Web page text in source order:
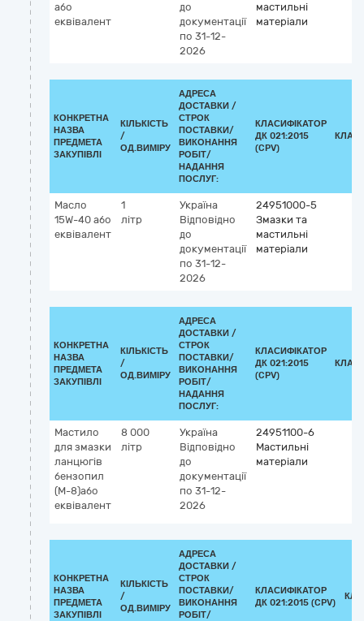
або
еквівалент
до
документації
по 31-12-
2026
мастильні
матеріали
КОНКРЕТНА
НАЗВА
ПРЕДМЕТА
ЗАКУПІВЛІ
КІЛЬКІСТЬ
/
ОД.ВИМІРУ
АДРЕСА
ДОСТАВКИ /
СТРОК
ПОСТАВКИ/
ВИКОНАННЯ
РОБІТ/
НАДАННЯ
ПОСЛУГ:
КЛАСИФІКАТОР
ДК 021:2015
(CPV)
Масло
15W-40 або
еквівалент
1
літр
Україна
Відповідно
до
документації
по 31-12-
2026
24951000-5
Змазки та
мастильні
матеріали
КОНКРЕТНА
НАЗВА
ПРЕДМЕТА
ЗАКУПІВЛІ
КІЛЬКІСТЬ
/
ОД.ВИМІРУ
АДРЕСА
ДОСТАВКИ /
СТРОК
ПОСТАВКИ/
ВИКОНАННЯ
РОБІТ/
НАДАННЯ
ПОСЛУГ:
КЛАСИФІКАТОР
ДК 021:2015
(CPV)
Мастило
для змазки
ланцюгів
бензопил
(М-8)або
еквівалент
8 000
літр
Україна
Відповідно
до
документації
по 31-12-
2026
24951100-6
Мастильні
матеріали
КОНКРЕТНА
НАЗВА
ПРЕДМЕТА
ЗАКУПІВЛІ
КІЛЬКІСТЬ
/
ОД.ВИМІРУ
АДРЕСА
ДОСТАВКИ /
СТРОК
ПОСТАВКИ/
ВИКОНАННЯ
РОБІТ/
КЛАСИФІКАТОР
ДК 021:2015 (CPV)